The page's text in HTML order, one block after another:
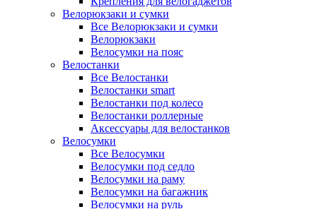
Велорюкзаки и сумки
Все Велорюкзаки и сумки
Велорюкзаки
Велосумки на пояс
Велостанки
Все Велостанки
Велостанки smart
Велостанки под колесо
Велостанки роллерные
Аксессуары для велостанков
Велосумки
Все Велосумки
Велосумки под седло
Велосумки на раму
Велосумки на багажник
Велосумки на руль